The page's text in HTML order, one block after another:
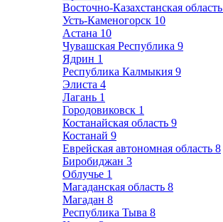
Восточно-Казахстанская область
Усть-Каменогорск 10
Астана 10
Чувашская Республика 9
Ядрин 1
Республика Калмыкия 9
Элиста 4
Лагань 1
Городовиковск 1
Костанайская область 9
Костанай 9
Еврейская автономная область 8
Биробиджан 3
Облучье 1
Магаданская область 8
Магадан 8
Республика Тыва 8